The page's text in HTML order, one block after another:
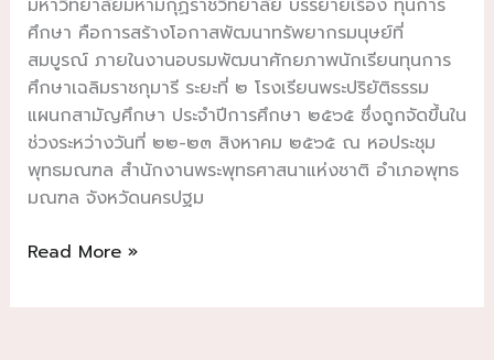
มหาวิทยาลัยมหามกุฏราชวิทยาลัย บรรยายเรื่อง ทุนการ
ศึกษา คือการสร้างโอกาสพัฒนาทรัพยากรมนุษย์ที่
สมบูรณ์ ภายในงานอบรมพัฒนาศักยภาพนักเรียนทุนการ
ศึกษาเฉลิมราชกุมารี ระยะที่ ๒ โรงเรียนพระปริยัติธรรม
แผนกสามัญศึกษา ประจำปีการศึกษา ๒๕๖๕ ซึ่งถูกจัดขึ้นใน
ช่วงระหว่างวันที่ ๒๒-๒๓ สิงหาคม ๒๕๖๕ ณ หอประชุม
พุทธมณฑล สำนักงานพระพุทธศาสนาแห่งชาติ อำเภอพุทธ
มณฑล จังหวัดนครปฐม
อธิการบดี
Read More »